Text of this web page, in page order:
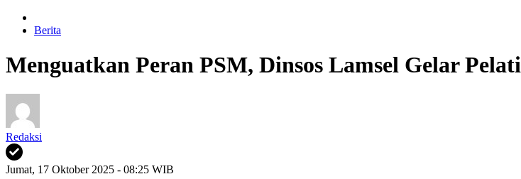
Berita
Menguatkan Peran PSM, Dinsos Lamsel Gelar
Redaksi
Jumat, 17 Oktober 2025 - 08:25 WIB